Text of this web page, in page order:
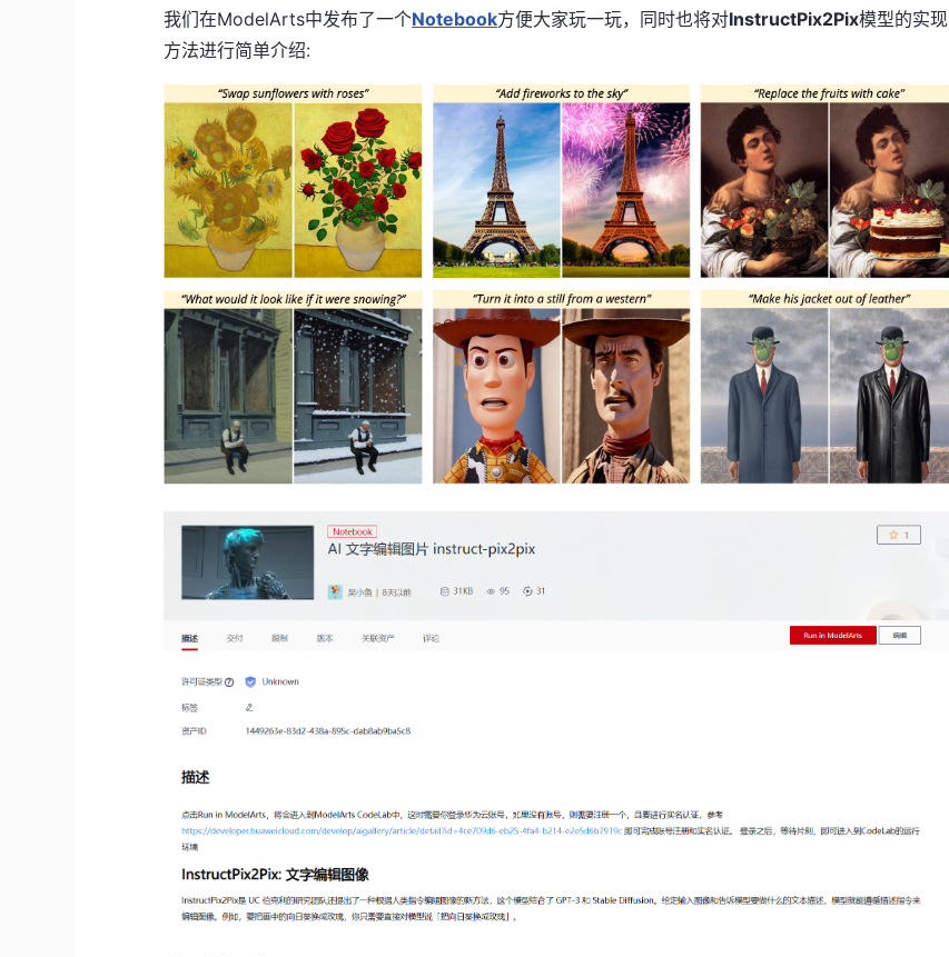
我们在ModelArts中发布了一个Notebook方便大家玩一玩，同时也将对InstructPix2Pix模型的实现
方法进行简单介绍: